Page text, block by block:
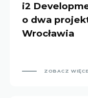
i2
o dwa
Wrocławia
ZOBACZ